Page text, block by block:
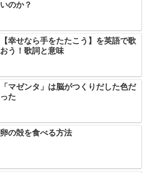
いのか？
【幸せなら手をたたこう】を英語で歌
おう！歌詞と意味
「マゼンタ」は脳がつくりだした色だ
った
卵の殻を食べる方法